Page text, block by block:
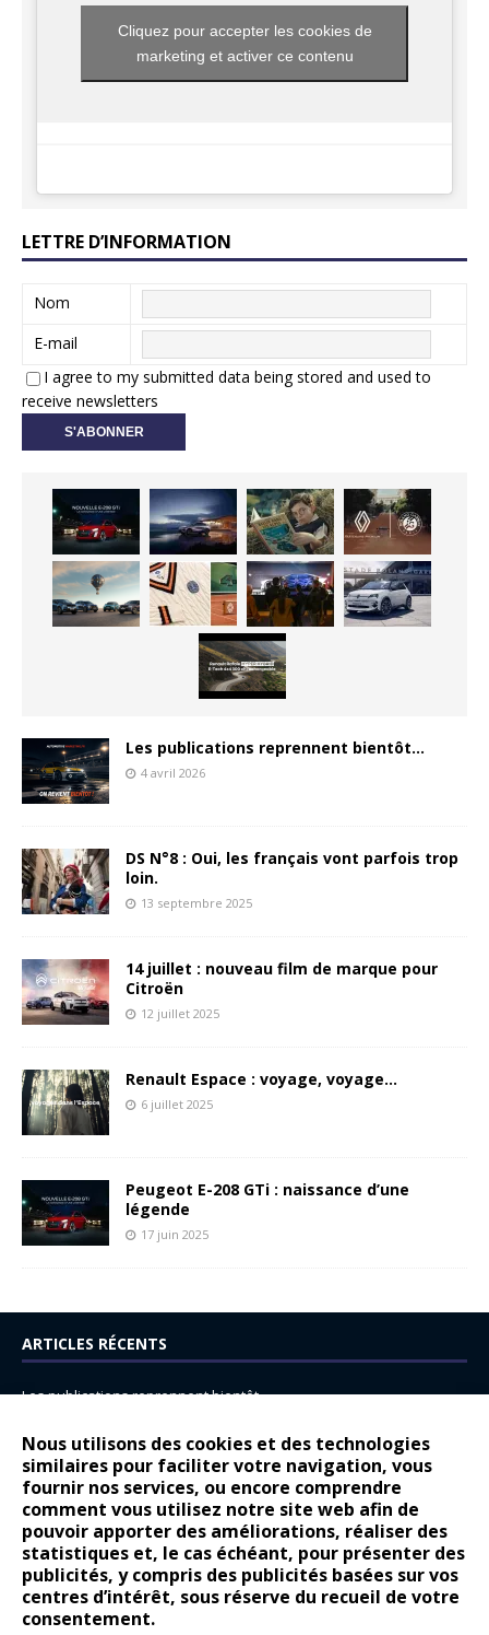
Nous utilisons des cookies et des technologies
similaires pour faciliter votre navigation, vous
fournir nos services, ou encore comprendre
comment vous utilisez notre site web afin de
pouvoir apporter des améliorations, réaliser des
statistiques et, le cas échéant, pour présenter des
publicités, y compris des publicités basées sur vos
centres d’intérêt, sous réserve du recueil de votre
consentement.
Cliquez pour accepter les cookies de
marketing et activer ce contenu
LETTRE D’INFORMATION
Nom
E-mail
I agree to my submitted data being stored and used to
receive newsletters
Les publications reprennent bientôt…
4 avril 2026
DS N°8 : Oui, les français vont parfois trop
loin.
13 septembre 2025
14 juillet : nouveau film de marque pour
Citroën
12 juillet 2025
Renault Espace : voyage, voyage…
6 juillet 2025
Peugeot E-208 GTi : naissance d’une
légende
17 juin 2025
ARTICLES RÉCENTS
Les publications reprennent bientôt…
14 juillet : nouveau film de marque pour Citroën
Renault Espace : voyage, voyage…
Peugeot E-208 GTi : naissance d’une légende
COMMENTAIRES RÉCENTS